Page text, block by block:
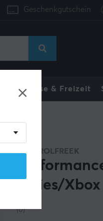
Geschenkgutschein
Zuhause & Freizeit
KONTROLFREEK
Series/
(0)